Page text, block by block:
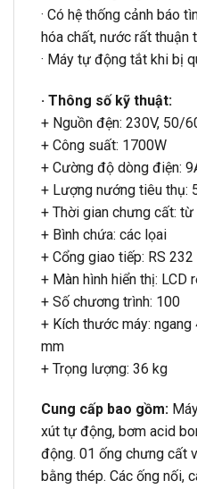
· Có hệ thống cảnh báo
hóa chất, nước rất
· Máy tự động tắt khi bị
· Thông số kỹ thuật:
+ Nguồn đện: 230V, 50/
+ Công suất: 1700W
+ Cường độ dòng điện:
+ Lượng nướng tiêu thụ:
+ Thời gian chưng cất:
+ Bình chứa: các lọai
+ Cổng giao tiếp: RS 232
+ Màn hình hiển thị: LCD
+ Số chương trình: 100
+ Kích thước máy:
mm
+ Trọng lượng: 36 kg
Cung cấp bao gồm:
xút tự động, bơm acid
động. 01 ống chưng cất
bằng thép. Các ống nối,